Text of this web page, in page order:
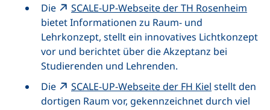
Die
SCALE-UP-Webseite der TH Rosenheim
bietet Informationen zu Raum- und
Lehrkonzept, stellt ein innovatives Lichtkonzept
vor und berichtet über die Akzeptanz bei
Studierenden und Lehrenden.
Die
SCALE-UP-Webseite der FH Kiel stellt den
dortigen Raum vor, gekennzeichnet durch viel